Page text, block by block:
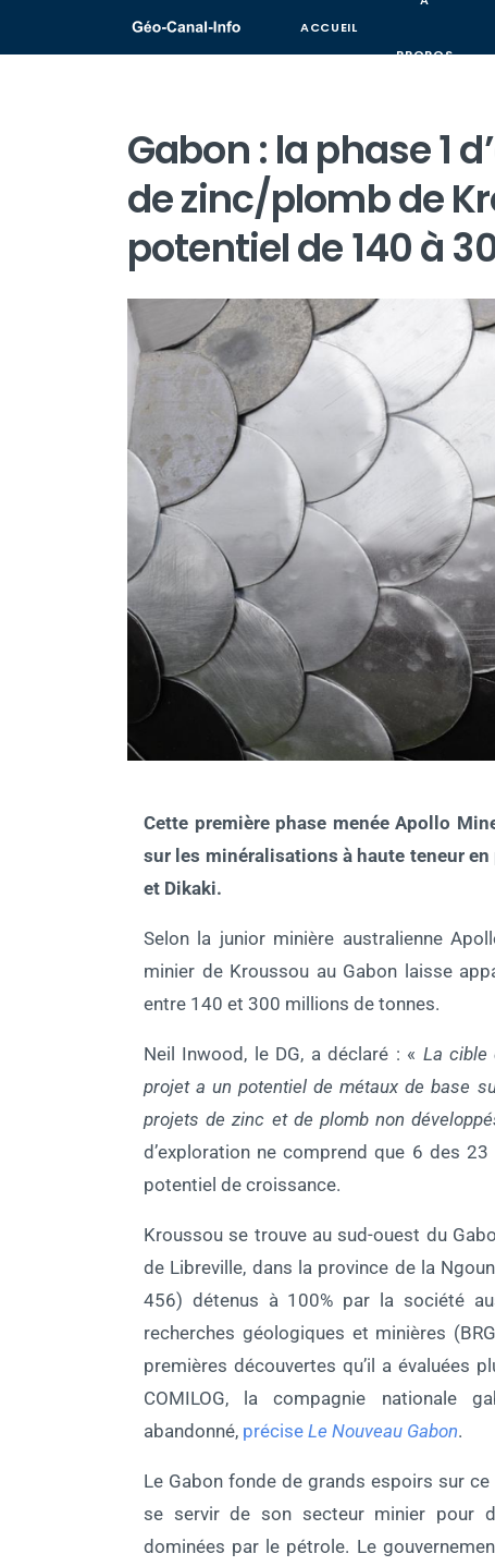
ACCUEIL
PROPOS
Gabon : la phase 1
de zinc/plomb de
potentiel de 140 à
Cette première phase menée Apollo
sur les minéralisations à haute teneur
et Dikaki.
Selon la junior minière australienne
minier de Kroussou au Gabon laisse
entre 140 et 300 millions de tonnes.
Neil Inwood, le DG, a déclaré : « La cible
projet a un potentiel de métaux de base
projets de zinc et de plomb non
d’exploration ne comprend que 6 des
potentiel de croissance.
Kroussou se trouve au sud-ouest du
de Libreville, dans la province de la
456) détenus à 100% par la société
recherches géologiques et minières
premières découvertes qu’il a évaluées
COMILOG, la compagnie nationale
abandonné, précise Le Nouveau Gabon.
Le Gabon fonde de grands espoirs sur
se servir de son secteur minier pour
dominées par le pétrole. Le